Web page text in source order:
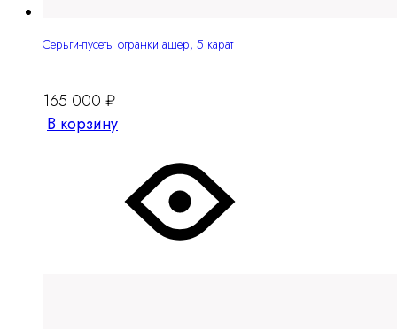
Серьги-пусеты огранки ашер, 5 карат
165 000 ₽
В корзину